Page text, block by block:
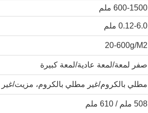
600-1500 ملم
0.12-6.0 ملم
20-600g/M2
صفر لمعة/لمعة عادية/لمعة كبيرة
مطلي بالكروم/غير مطلي بالكروم، مزيت/
508 ملم / 610 ملم